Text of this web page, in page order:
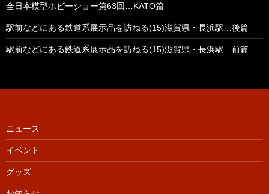
全日本模型ホビーショー第63回…KATO篇
駅前などにある鉄道系展示品を訪ねる(15)滋賀県・長浜駅…後篇
駅前などにある鉄道系展示品を訪ねる(15)滋賀県・長浜駅…前篇
ニュース
イベント
グッズ